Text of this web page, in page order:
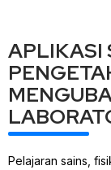
APLIKASI
Pelajaran sains,